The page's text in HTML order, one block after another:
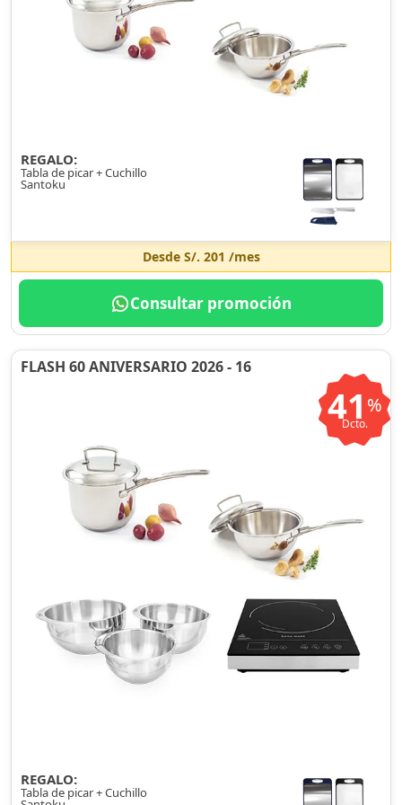
REGALO:
Tabla de picar + Cuchillo
Santoku
Desde S/. 201 /mes
Consultar promoción
FLASH 60 ANIVERSARIO 2026 - 16
41 %
Dcto.
REGALO:
Tabla de picar + Cuchillo